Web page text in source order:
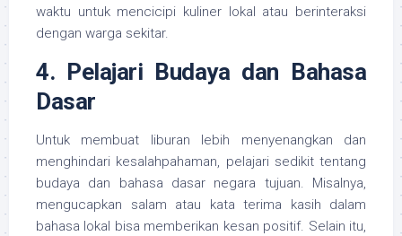
waktu untuk mencicipi kuliner lokal atau berinteraksi
dengan warga sekitar.
4. Pelajari Budaya dan Bahasa
Dasar
Untuk membuat liburan lebih menyenangkan dan
menghindari kesalahpahaman, pelajari sedikit tentang
budaya dan bahasa dasar negara tujuan. Misalnya,
mengucapkan salam atau kata terima kasih dalam
bahasa lokal bisa memberikan kesan positif. Selain itu,